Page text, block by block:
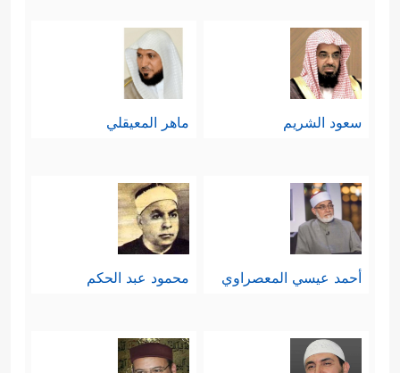
سعود الشريم ماهر المعيقلي
أحمد عيسي المعصراوي محمود عبد الحكم